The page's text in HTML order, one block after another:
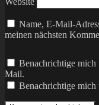
Name, E-Mail-
meinen nächsten
Benachrichtige mich
Mail.
Benachrichtige